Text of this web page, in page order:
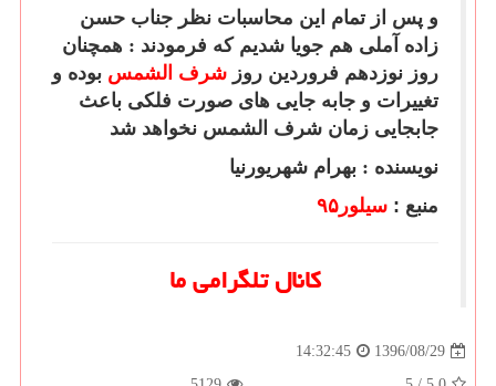
و پس از تمام این محاسبات نظر جناب حسن
زاده آملی هم جویا شدیم که فرمودند : همچنان
روز نوزدهم فروردین روز شرف الشمس بوده و
تغییرات و جابه جایی های صورت فلکی باعث
جابجایی زمان شرف الشمس نخواهد شد
نویسنده : بهرام شهریورنیا
منبع : سیلور۹۵
کانال تلگرامی ما
1396/08/29
14:32:45